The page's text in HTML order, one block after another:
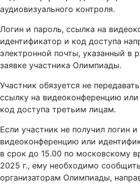
аудиовизуального контроля.
Логин и пароль, ссылка на
идентификатор и код доступа
электронной почты, указанный в
заявке участника Олимпиады.
Участник обязуется не
ссылку на видеоконференцию
код доступа третьим лицам.
Если участник не получил логин
видеоконференцию или
в срок до 15.00 по московскому
2025 г., ему необходимо
организаторам Олимпиады,